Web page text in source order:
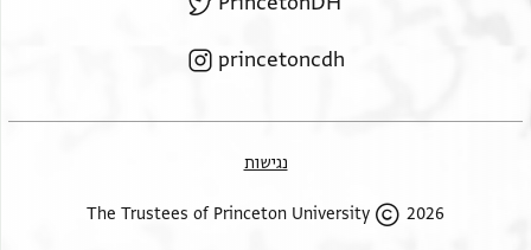
princetoncdh
נגישות
2026 The Trustees of Princeton University